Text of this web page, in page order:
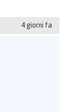
4 giorni fa